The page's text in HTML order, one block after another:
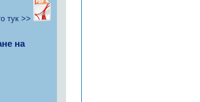
тук >>
на